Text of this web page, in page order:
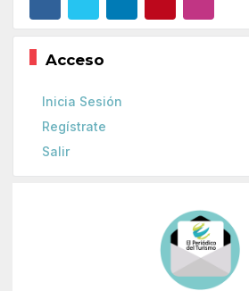
Acceso
Inicia Sesión
Regístrate
Salir